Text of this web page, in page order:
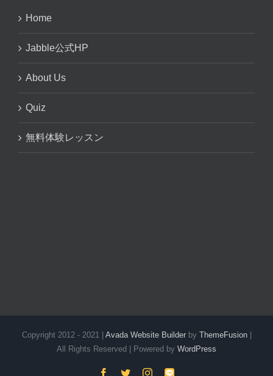
Home
Jabble公式HP
About Us
Quiz
無料体験レッスン
Copyright 2012 - 2021 | Avada Website Builderby ThemeFusion|
All Rights Reserved | Powered by WordPress
Facebook
TwitterInstagram
LINE